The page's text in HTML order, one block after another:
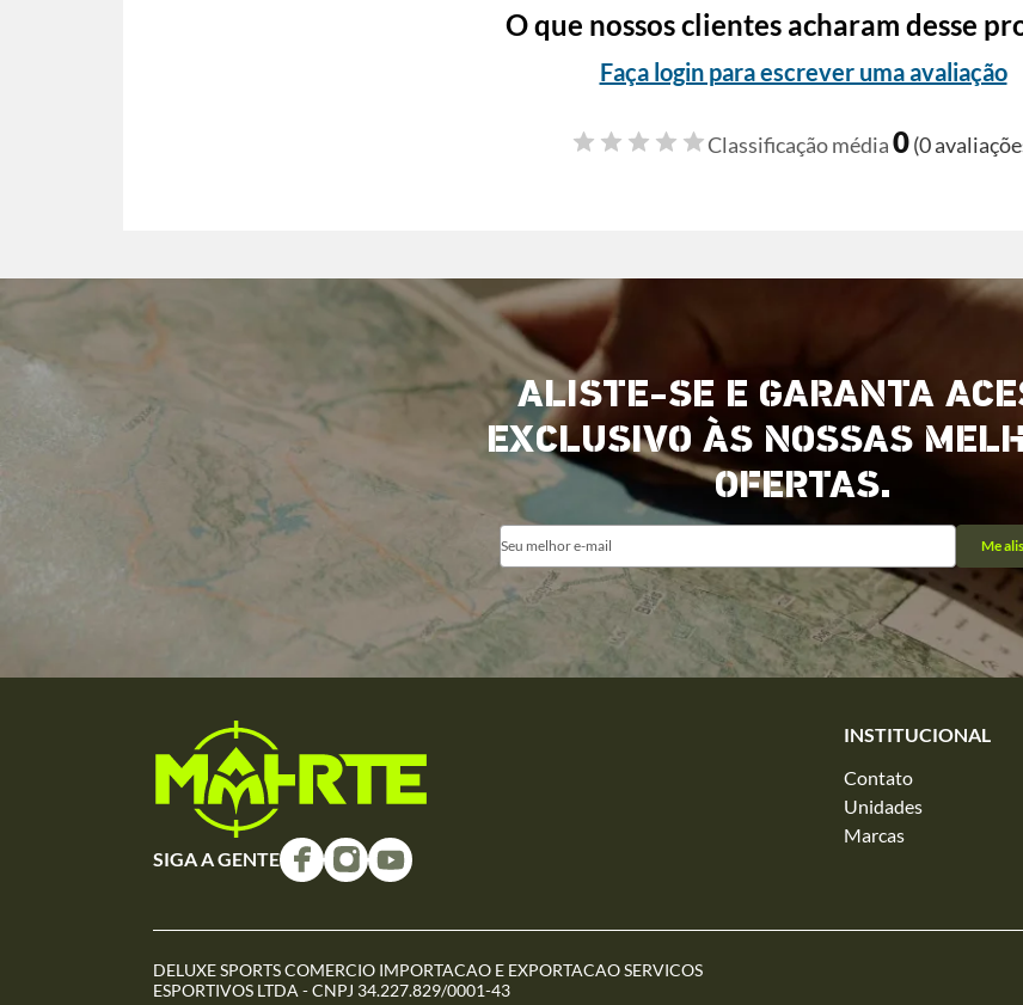
O que nossos clientes acharam desse
Faça login para escrever uma avaliação
Classificação média0(0
ALISTE-SE E GARANTA
EXCLUSIVO ÀS NOSSAS
OFERTAS.
Me
SIGA A GENTE
INSTITUCIONAL
Contato
Unidades
Marcas
DELUXE SPORTS COMERCIO IMPORTACAO E EXPORTACAO SERVICOS
ESPORTIVOS LTDA - CNPJ 34.227.829/0001-43